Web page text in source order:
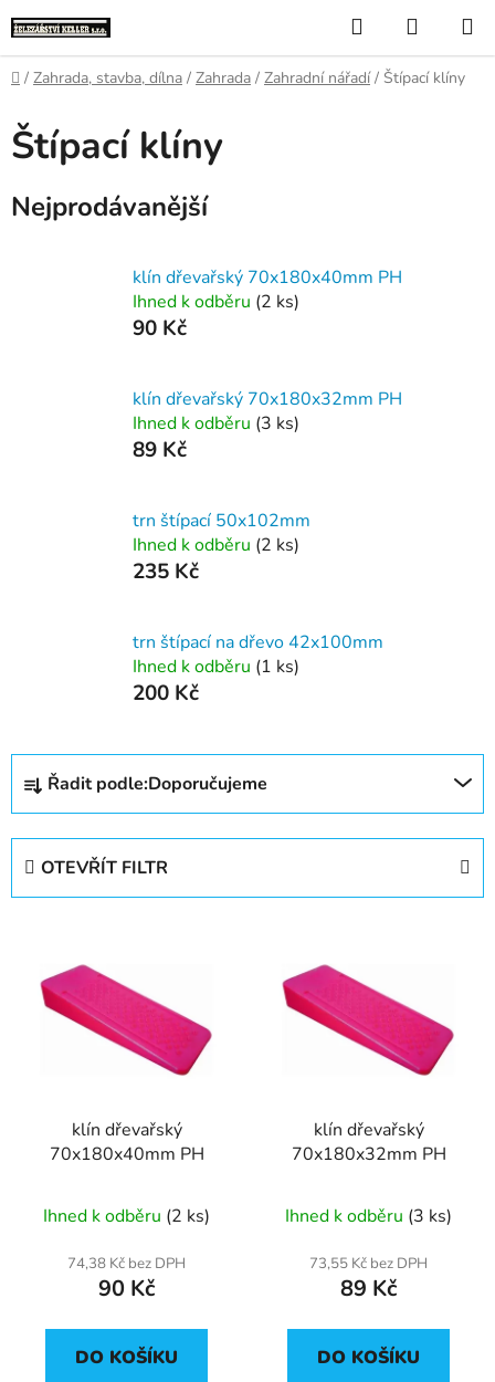
na
obsah
Hledat
KOŠÍK
Domů
/ Zahrada, stavba, dílna / Zahrada / Zahradní nářadí / Štípací klíny
Štípací klíny
Nejprodávanější
klín dřevařský 70x180x40mm PH
Ihned k odběru (2 ks)
90 Kč
klín dřevařský 70x180x32mm PH
Ihned k odběru (3 ks)
89 Kč
trn štípací 50x102mm
Ihned k odběru (2 ks)
235 Kč
trn štípací na dřevo 42x100mm
Ihned k odběru (1 ks)
200 Kč
Ř
z
Řadit podle:Doporučujeme
OTEVŘÍT FILTR
klín dřevařský
70x180x40mm PH
Ihned k odběru (2 ks)
74,38 Kč bez DPH
90 Kč
DO KOŠÍKU
klín dřevařský
70x180x32mm PH
Ihned k odběru (3 ks)
73,55 Kč bez DPH
89 Kč
DO KOŠÍKU